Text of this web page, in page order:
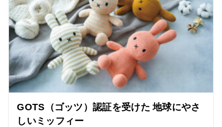
GOTS（ゴッツ）認証を受けた 地球にやさ
しいミッフィー